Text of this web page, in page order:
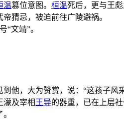
温篡位意图。 桓温死后，更与王
猜忌，被迫前往广陵避祸。
“文靖”。
到他，大为赞赏，说：“这孩子
濛及宰相 王导的器重，已在上层